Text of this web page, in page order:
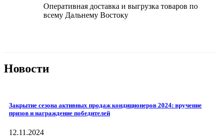
Оперативная доставка и выгрузка товаров по
всему Дальнему Востоку
Новости
Закрытие сезона активных продаж кондиционеров 2024: вручение
призов и награждение победителей
12.11.2024